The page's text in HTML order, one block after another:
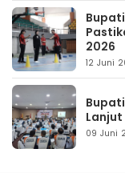
2026
12 Juni
Lanjut
09 Juni